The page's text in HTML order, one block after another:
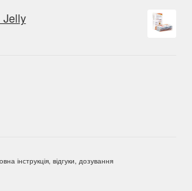
Jelly
інструкція, відгуки, дозування